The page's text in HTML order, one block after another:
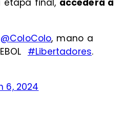
etapa final, accederá a
@ColoColo, mano a
#Libertadores.
6, 2024